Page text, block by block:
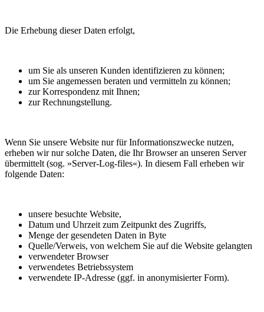
Die Erhebung dieser Daten erfolgt,
um Sie als unseren Kunden identifizieren zu können;
um Sie angemessen beraten und vermitteln zu können;
zur Korrespondenz mit Ihnen;
zur Rechnungstellung.
Wenn Sie unsere Website nur für Informationszwecke nutzen,
erheben wir nur solche Daten, die Ihr Browser an unseren Server
übermittelt (sog. »Server-Log-files«). In diesem Fall erheben wir
folgende Daten:
unsere besuchte Website,
Datum und Uhrzeit zum Zeitpunkt des Zugriffs,
Menge der gesendeten Daten in Byte
Quelle/Verweis, von welchem Sie auf die Website gelangten
verwendeter Browser
verwendetes Betriebssystem
verwendete IP-Adresse (ggf. in anonymisierter Form).